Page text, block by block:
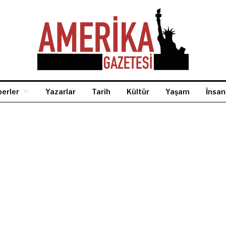
Yazarlar Tarih Kültür Yaşam